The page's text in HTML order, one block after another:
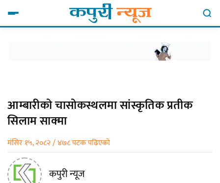
आम्बारीको चासोकस्थलमा सांस्कृतिक प्रतीक
सिलाम साक्मा
मंसिर १५, २०८२ / ४७८ पटक पढिएको
कपुरी न्यूज